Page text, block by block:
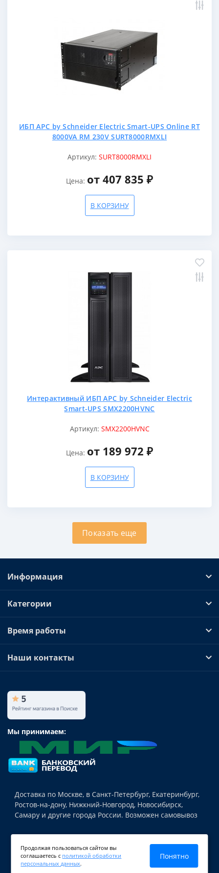
ИБП APC by Schneider Electric Smart-UPS Online RT
8000VA RM 230V SURT8000RMXLI
Артикул: SURT8000RMXLI
Цена: от 407 835 ₽
В КОРЗИНУ
Интерактивный ИБП APC by Schneider Electric
Smart-UPS SMX2200HVNC
Артикул: SMX2200HVNC
Цена: от 189 972 ₽
В КОРЗИНУ
Показать еще
Информация
Категории
Время работы
Наши контакты
Мы принимаем:
Доставка по Москве, в Санкт-Петербург, Екатеринбург,
Ростов-на-дону, Нижкний-Новгород, Новосибирск,
Самару и другие города России. Возможен самовывоз
бесперебойного питания для различной техники,
аккумуляторных батарей и аксессуаров.
Продолжая пользоваться сайтом вы
соглашаетесь с политикой обработки
персональных данных.
Понятно